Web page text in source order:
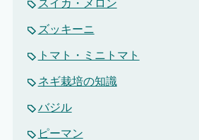
スイカ・メロン
ズッキーニ
トマト・ミニトマト
ネギ栽培の知識
バジル
ピーマン